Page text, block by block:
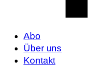
Abo
Über uns
Kontakt